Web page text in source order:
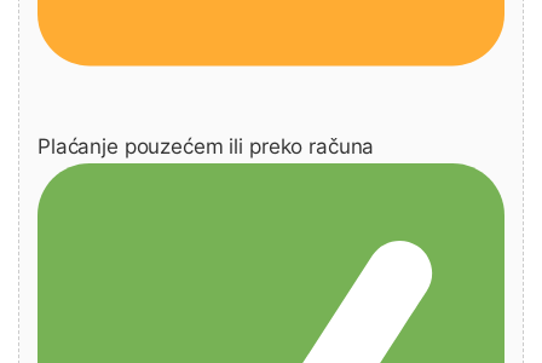
Plaćanje pouzećem ili preko računa